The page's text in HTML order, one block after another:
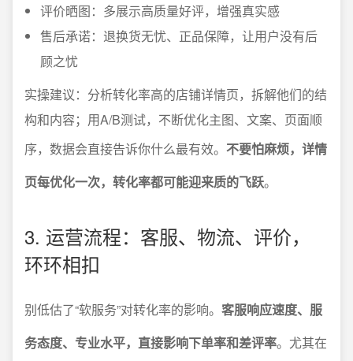
评价晒图：多展示高质量好评，增强真实感
售后承诺：退换货无忧、正品保障，让用户没有后
顾之忧
实操建议：分析转化率高的店铺详情页，拆解他们的结
构和内容；用A/B测试，不断优化主图、文案、页面顺
序，数据会直接告诉你什么最有效。 不要怕麻烦，详情
页每优化一次，转化率都可能迎来质的飞跃。
3. 运营流程：客服、物流、评价，
环环相扣
别低估了“软服务”对转化率的影响。 客服响应速度、服
务态度、专业水平，直接影响下单率和差评率。尤其在